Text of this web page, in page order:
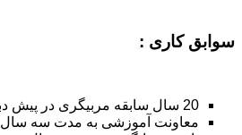
سوابق کاری :
20 سال سابقه مربیگری در پیش دبستانی
معاونت آموزشی به مدت سه سال